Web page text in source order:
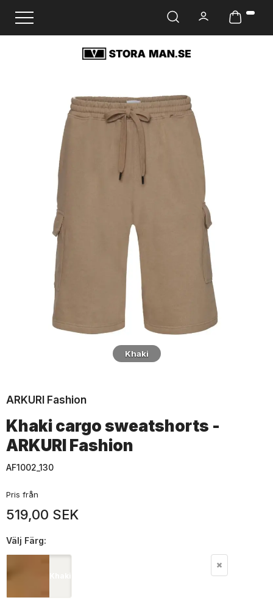
Ändra navigering
Khaki
ARKURI Fashion
Khaki cargo sweatshorts -
ARKURI Fashion
AF1002_130
Pris från
519,00 SEK
Välj Färg: